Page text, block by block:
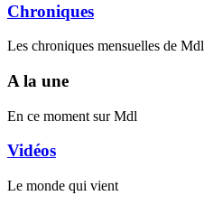
Chroniques
Les chroniques mensuelles de Mdl
A la une
En ce moment sur Mdl
Vidéos
Le monde qui vient